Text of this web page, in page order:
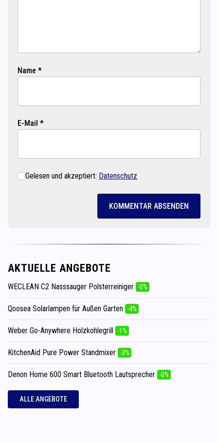
Name *
E-Mail *
Gelesen und akzeptiert: Datenschutz
KOMMENTAR ABSENDEN
AKTUELLE ANGEBOTE
WECLEAN C2 Nasssauger Polsterreiniger -0%
Qoosea Solarlampen für Außen Garten -4%
Weber Go-Anywhere Holzkohlegrill -1%
KitchenAid Pure Power Standmixer -3%
Denon Home 600 Smart Bluetooth Lautsprecher -0%
ALLE ANGEBOTE